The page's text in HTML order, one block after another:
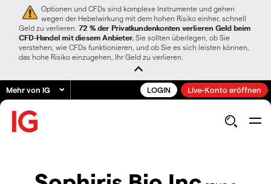
Optionen und CFDs sind komplexe Instrumente und gehen
wegen der Hebelwirkung mit dem hohen Risiko einher, schnell
Geld zu verlieren. 72 % der Privatkundenkonten verlieren Geld beim
CFD-Handel mit diesem Anbieter. Sie sollten überlegen, ob Sie
verstehen, wie CFDs funktionieren, und ob Sie es sich leisten können,
das hohe Risiko einzugehen, Ihr Geld zu verlieren.
Mehr von IG LOGIN Live-Konto eröffnen